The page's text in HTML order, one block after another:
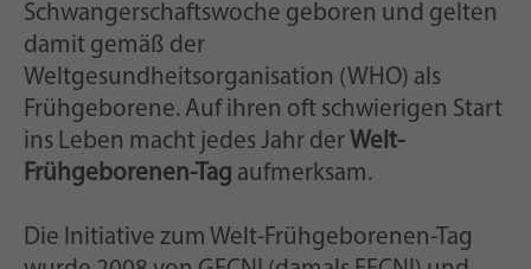
Schwangerschaftswoche geboren und gelten
damit gemäß der
Weltgesundheitsorganisation (WHO) als
Frühgeborene. Auf ihren oft schwierigen Start
ins Leben macht jedes Jahr der Welt-
Frühgeborenen-Tag aufmerksam.
Die Initiative zum Welt-Frühgeborenen-Tag